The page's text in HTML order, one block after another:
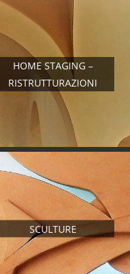
HOME STAGING –
RISTRUTTURAZIONI
SCULTURE